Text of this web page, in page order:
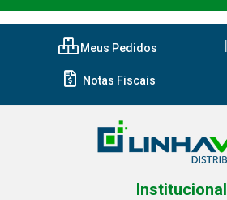
Meus Pedidos
Notas Fiscais
Institucional